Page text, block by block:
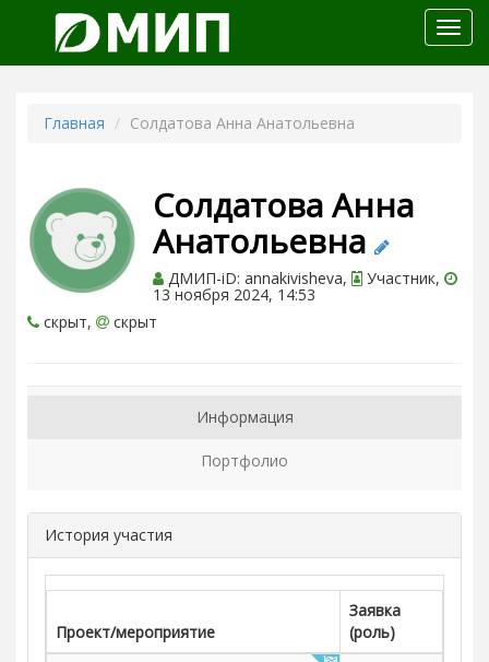
меню
Главная Солдатова Анна Анатольевна
Солдатова Анна
Анатольевна
ДМИП-iD: annakivisheva, Участник,
13 ноября 2024, 14:53
скрыт,
скрыт
Информация
Портфолио
История участия
Проект/мероприятие
Заявка
(роль)